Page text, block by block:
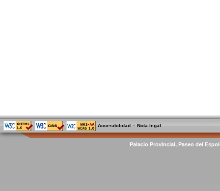
Accesibilidad -Nota legal
Palacio Provincial, Paseo del